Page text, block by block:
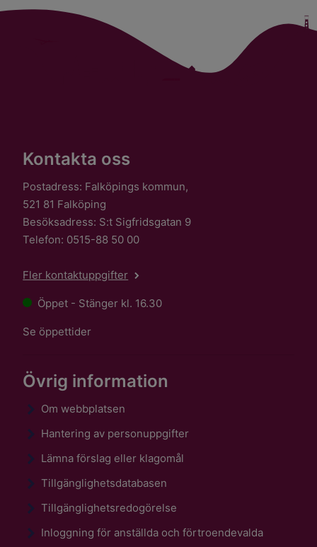
Kontakta oss
Postadress: Falköpings kommun,
521 81 Falköping
Besöksadress: S:t Sigfridsgatan 9
Telefon: 0515-88 50 00
Fler kontaktuppgifter
Öppet - Stänger kl. 16.30
Se öppettider
Övrig information
Om webbplatsen
Hantering av personuppgifter
Lämna förslag eller klagomål
Tillgänglighetsdatabasen
Tillgänglighetsredogörelse
Inloggning för anställda och förtroendevalda